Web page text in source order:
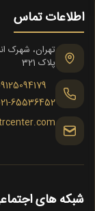
اطلاعات تماس
پلاک 321
65536452
شبکه های